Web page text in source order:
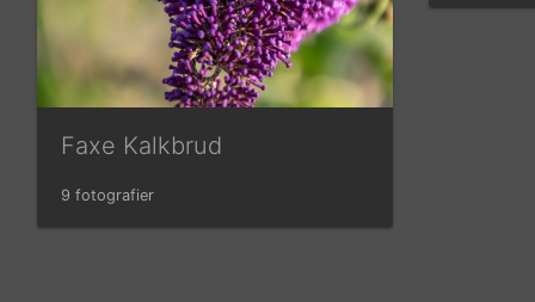
Faxe Kalkbrud
9 fotografier